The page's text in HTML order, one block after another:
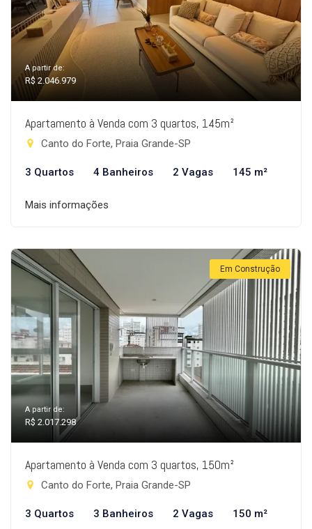
A partir de:
R$ 2.046.979
Apartamento à Venda com 3 quartos, 145m²
Canto do Forte, Praia Grande-SP
3 Quartos 4 Banheiros 2 Vagas 145 m²
Mais informações
Em Construção
A partir de:
R$ 2.017.298
Apartamento à Venda com 3 quartos, 150m²
Canto do Forte, Praia Grande-SP
3 Quartos 3 Banheiros 2 Vagas 150 m²